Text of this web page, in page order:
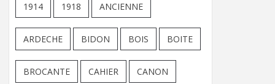
1914 1918 ANCIENNE
ARDECHE BIDON BOIS BOITE
BROCANTE CAHIER CANON